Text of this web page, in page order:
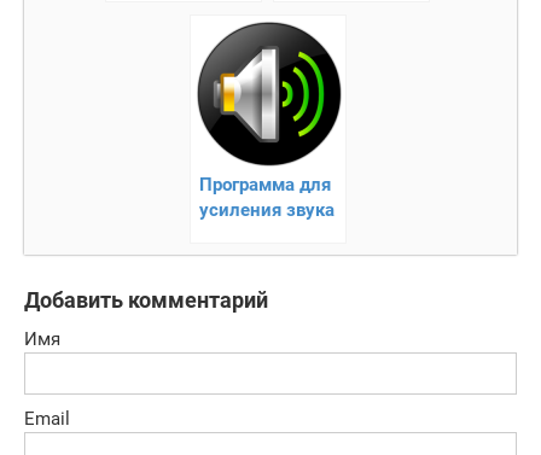
Андроиде!
Программа для
усиления звука
Добавить комментарий
Имя
Email